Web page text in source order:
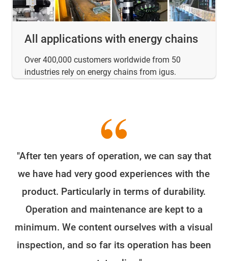
All applications with energy chains
Over 400,000 customers worldwide from 50
industries rely on energy chains from igus.
"After ten years of operation, we can say that
we have had very good experiences with the
product. Particularly in terms of durability.
Operation and maintenance are kept to a
minimum. We content ourselves with a visual
inspection, and so far its operation has been